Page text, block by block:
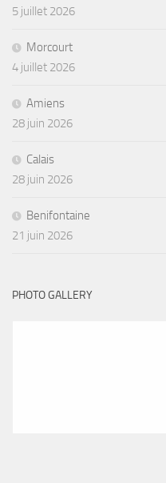
5 juillet 2026
Morcourt
4 juillet 2026
Amiens
28 juin 2026
Calais
28 juin 2026
Benifontaine
21 juin 2026
PHOTO GALLERY